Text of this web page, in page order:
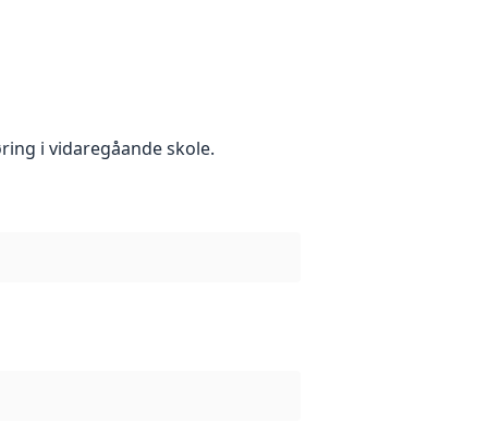
i vidaregåande skole.